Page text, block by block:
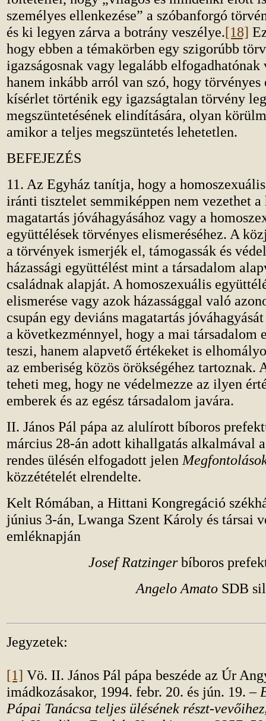
személyes ellenkezése” a szóbanforgó
és ki legyen zárva a botrány veszélye.[18]
hogy ebben a témakörben egy szigorúbb
igazságosnak vagy legalább
hanem inkább arról van szó, hogy törvényes
kísérlet történik egy igazságtalan törvény
megszüntetésének elindítására, olyan
amikor a teljes megszüntetés lehetetlen.
BEFEJEZÉS
11. Az Egyház tanítja, hogy a
iránti tisztelet semmiképpen nem vezethet a
magatartás jóváhagyásához vagy a
együttélések törvényes elismeréséhez. A
a törvények ismerjék el, támogassák és
házassági együttélést mint a társadalom
családnak alapját. A homoszexuális
elismerése vagy azok házassággal való
csupán egy deviáns magatartás
a következménnyel, hogy a mai társadalom
teszi, hanem alapvető értékeket is
az emberiség közös örökségéhez tartoznak.
teheti meg, hogy ne védelmezze az ilyen
emberek és az egész társadalom javára.
II. János Pál pápa az alulírott bíboros
március 28-án adott kihallgatás alkalmával
rendes ülésén elfogadott jelen
közzétételét elrendelte.
Kelt Rómában, a Hittani Kongregáció
június 3-án, Lwanga Szent Károly és társai
emléknapján
Josef Ratzingerbíboros
Angelo Amato SDB
Jegyzetek:
[1] Vö. II. János Pál pápa beszéde az Úr
imádkozásakor, 1994. febr. 20. és jún. 19. –
Pápai Tanácsa teljes ülésének részt-